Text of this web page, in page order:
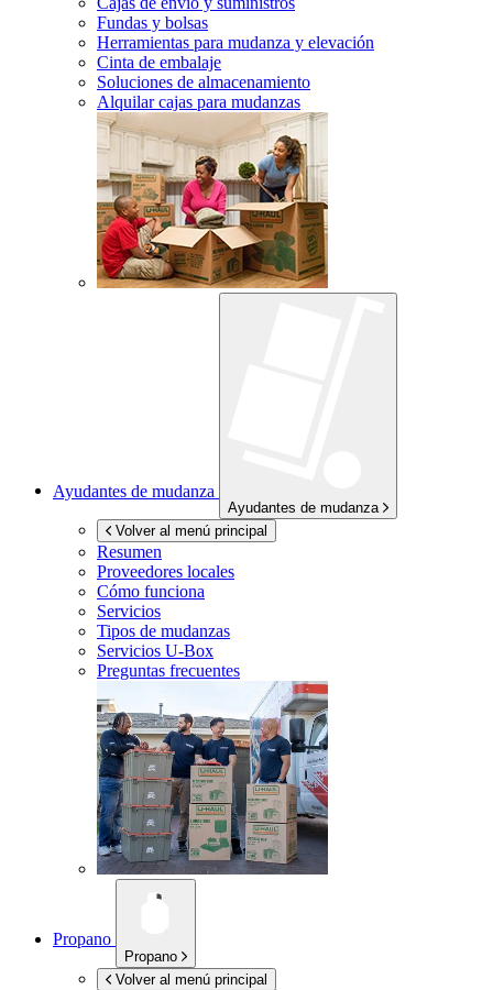
Fundas y bolsas
Herramientas para mudanza y elevación
Cinta de embalaje
Soluciones de almacenamiento
Alquilar cajas para mudanzas
Ayudantes de mudanza
Ayudantes de mudanza
Volver al menú principal
Resumen
Proveedores locales
Cómo funciona
Servicios
Tipos de mudanzas
Servicios U-Box
Preguntas frecuentes
Propano
Propano
Volver al menú principal